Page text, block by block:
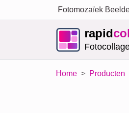
Fotomozaïek
rapid
Home Producten